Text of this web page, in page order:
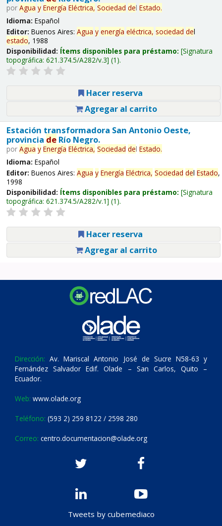
por Agua y Energía Eléctrica, Sociedad del Estado.
Idioma: Español
Editor: Buenos Aires: Agua y energía eléctrica, sociedad del
estado, 1988
Disponibilidad: Ítems disponibles para préstamo: Signatura
topográfica: 621.374.5/A282/v.3 (1).
Hacer reserva
Agregar al carrito
Estación transformadora San Antonio Oeste,
provincia deRío Negro.
por Agua y Energía Eléctrica, Sociedad del Estado.
Idioma: Español
Editor: Buenos Aires: Agua y Energía Eléctrica, Sociedad del Estado,
1998
Disponibilidad: Ítems disponibles para préstamo: Signatura
topográfica: 621.374.5/A282/v.1 (1).
Hacer reserva
Agregar al carrito
Dirección: Av. Mariscal Antonio José de Sucre N58-63 y
Fernández Salvador Edif. Olade – San Carlos, Quito –
Ecuador.
Web: www.olade.org
Teléfono: (593 2) 259 8122 / 2598 280
Correo: centro.documentacion@olade.org
Tweets by cubemediaco